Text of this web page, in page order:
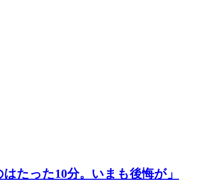
たった10分。いまも後悔が」